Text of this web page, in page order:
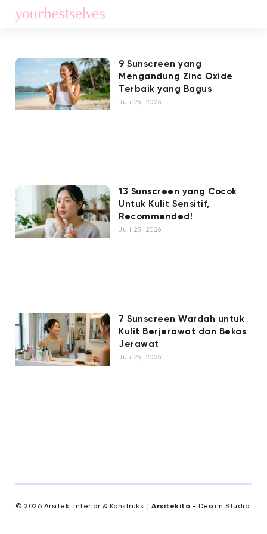
9 Sunscreen yang
Mengandung Zinc Oxide
Terbaik yang Bagus
Juli 25, 2026
13 Sunscreen yang Cocok
Untuk Kulit Sensitif,
Recommended!
Juli 25, 2026
7 Sunscreen Wardah untuk
Kulit Berjerawat dan Bekas
Jerawat
Juli 25, 2026
© 2026 Arsitek, Interior & Konstruksi |Arsitekita - Desain Studio.